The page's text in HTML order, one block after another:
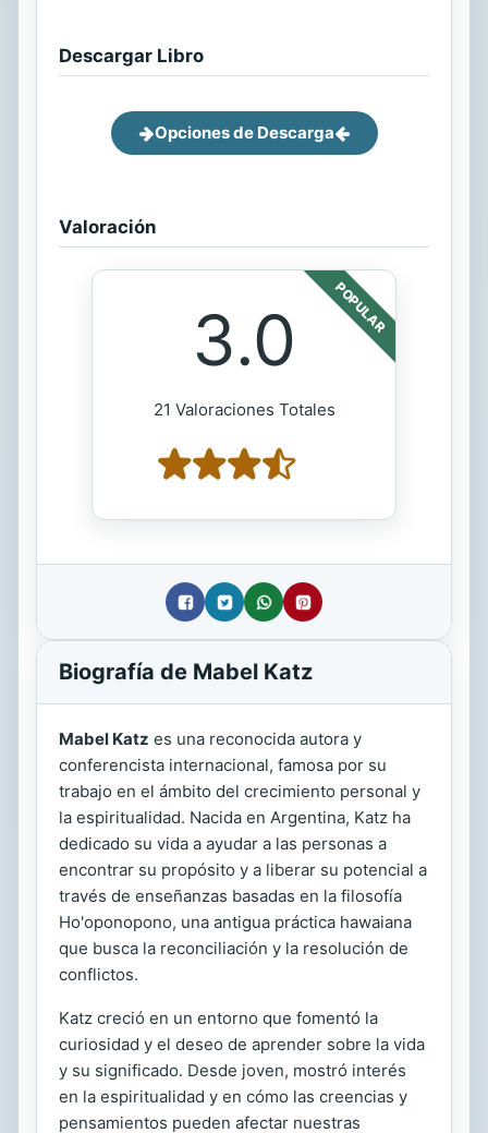
Descargar Libro
Opciones de Descarga
Valoración
POPULAR
3.0
21 Valoraciones Totales
Biografía de Mabel Katz
Mabel Katz es una reconocida autora y
conferencista internacional, famosa por su
trabajo en el ámbito del crecimiento personal y
la espiritualidad. Nacida en Argentina, Katz ha
dedicado su vida a ayudar a las personas a
encontrar su propósito y a liberar su potencial a
través de enseñanzas basadas en la filosofía
Ho'oponopono, una antigua práctica hawaiana
que busca la reconciliación y la resolución de
conflictos.
Katz creció en un entorno que fomentó la
curiosidad y el deseo de aprender sobre la vida
y su significado. Desde joven, mostró interés
en la espiritualidad y en cómo las creencias y
pensamientos pueden afectar nuestras